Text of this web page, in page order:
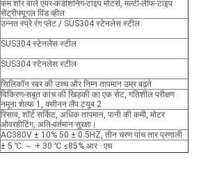
कम शोर वाले एयर-कंडीशनिंग-टाइप मोटर्स, मल्टी-लीफ-टाइप
सेंट्रीफ्यूगल विंड व्हील
उन्नत स्प्रे रंग प्लेट / SUS304 स्टेनलेस स्टील
SUS304 स्टेनलेस स्टील
SUS304 स्टेनलेस स्टील
सिलिकॉन रबर की उच्च और निम्न तापमान उम्र बढ़ने
विकिरण-सबूत कांच की खिड़की का एक सेट, गतिशील परीक्षण
नमूना शेल्फ 1, क्सीनन लैंप ट्यूब 2
रिसाव, शॉर्ट सर्किट, अधिक तापमान, पानी की कमी, मोटर
ओवरहीटिंग, अति-वर्तमान सुरक्षा।
AC380V ± 10% 50 ± 0.5HZ, तीन चरण पांच तार प्रणाली
± 5 ℃ ～ + 30 ℃ ≤85% आर · एच